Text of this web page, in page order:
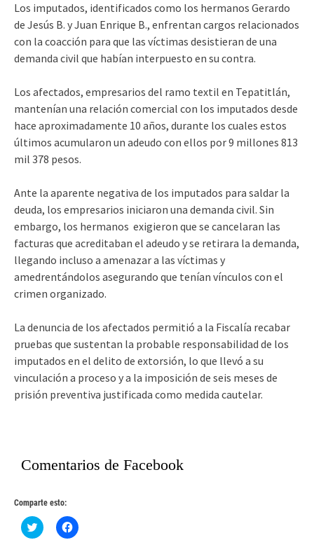
Los imputados, identificados como los hermanos Gerardo
de Jesús B. y Juan Enrique B., enfrentan cargos relacionados
con la coacción para que las víctimas desistieran de una
demanda civil que habían interpuesto en su contra.
Los afectados, empresarios del ramo textil en Tepatitlán,
mantenían una relación comercial con los imputados desde
hace aproximadamente 10 años, durante los cuales estos
últimos acumularon un adeudo con ellos por 9 millones 813
mil 378 pesos.
Ante la aparente negativa de los imputados para saldar la
deuda, los empresarios iniciaron una demanda civil. Sin
embargo, los hermanos exigieron que se cancelaran las
facturas que acreditaban el adeudo y se retirara la demanda,
llegando incluso a amenazar a las víctimas y
amedrentándolos asegurando que tenían vínculos con el
crimen organizado.
La denuncia de los afectados permitió a la Fiscalía recabar
pruebas que sustentan la probable responsabilidad de los
imputados en el delito de extorsión, lo que llevó a su
vinculación a proceso y a la imposición de seis meses de
prisión preventiva justificada como medida cautelar.
Comentarios de Facebook
Comparte esto:
Haz
clic
Haz
clic